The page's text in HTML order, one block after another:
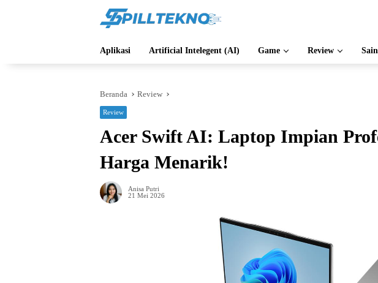
Aplikasi Artificial Intelegent (AI) Game Review
Beranda Review
Review
Acer Swift AI: Laptop Impian
Harga Menarik!
Anisa Putri
21 Mei 2026